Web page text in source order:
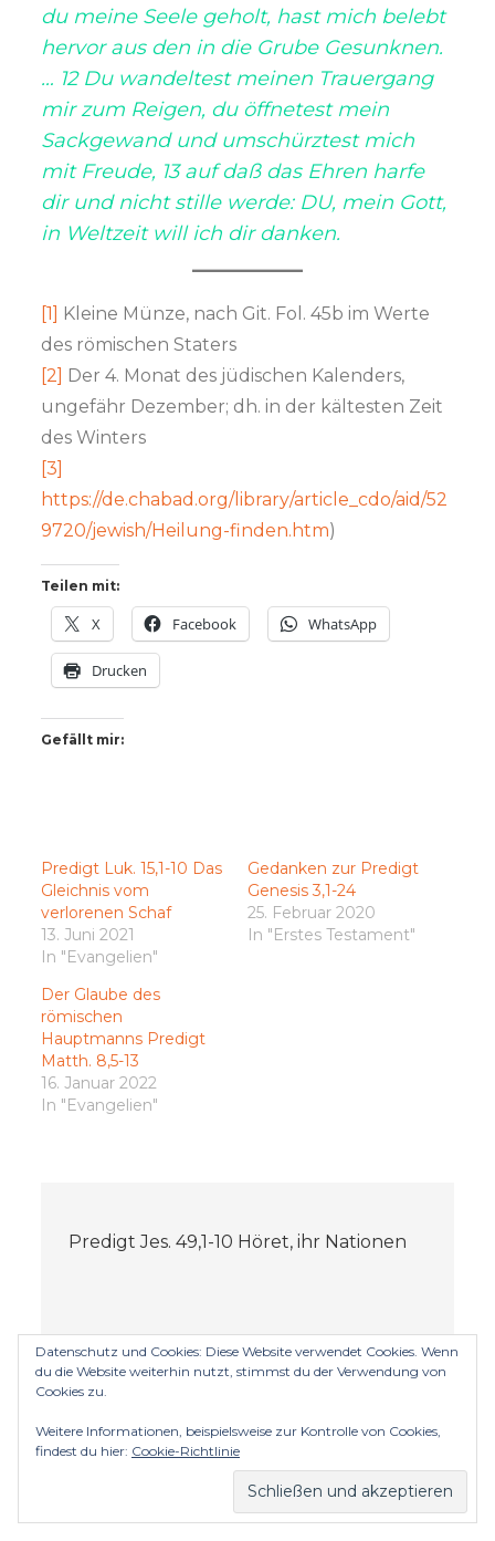
du meine Seele geholt, hast mich belebt
hervor aus den in die Grube Gesunknen.
… 12 Du wandeltest meinen Trauergang
mir zum Reigen, du öffnetest mein
Sackgewand und umschürztest mich
mit Freude, 13 auf daß das Ehren harfe
dir und nicht stille werde: DU, mein Gott,
in Weltzeit will ich dir danken.
[1]
Kleine Münze, nach Git. Fol. 45b im Werte
des römischen Staters
[2]
Der 4. Monat des jüdischen Kalenders,
ungefähr Dezember; dh. in der kältesten Zeit
des Winters
[3]
https://de.chabad.org/library/article_cdo/aid/52
9720/jewish/Heilung-finden.htm)
Teilen mit:
X Facebook WhatsApp
Drucken
Gefällt mir:
Predigt Luk. 15,1-10 Das
Gleichnis vom
verlorenen Schaf
13. Juni 2021
In "Evangelien"
Gedanken zur Predigt
Genesis 3,1-24
25. Februar 2020
In "Erstes Testament"
Der Glaube des
römischen
Hauptmanns Predigt
Matth. 8,5-13
16. Januar 2022
In "Evangelien"
Predigt Jes. 49,1-10 Höret, ihr Nationen
Predigt Hld.8,6+7 Die besiegelte Liebe
Kommentar verfassen
Datenschutz und Cookies: Diese Website verwendet Cookies. Wenn
du die Website weiterhin nutzt, stimmst du der Verwendung von
Cookies zu.
Weitere Informationen, beispielsweise zur Kontrolle von Cookies,
findest du hier: Cookie-Richtlinie